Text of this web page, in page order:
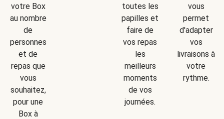
votre Box
au nombre
de
personnes
et de
repas que
vous
souhaitez,
pour une
Box à
toutes les
papilles et
faire de
vos repas
les
meilleurs
moments
de vos
journées.
vous
permet
d'adapter
vos
livraisons à
votre
rythme.